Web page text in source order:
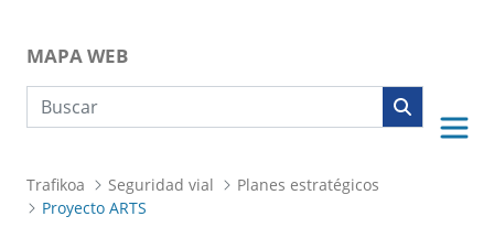
MAPA WEB
Búsqueda web
Trafikoa Seguridad vial
Planes estratégicos
Proyecto ARTS